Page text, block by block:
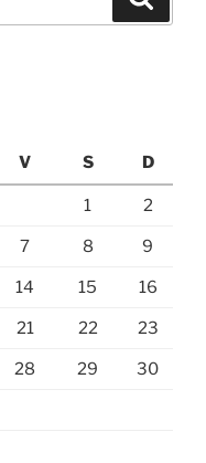
V S D
1 2
7 8 9
14 15 16
21 22 23
28 29 30